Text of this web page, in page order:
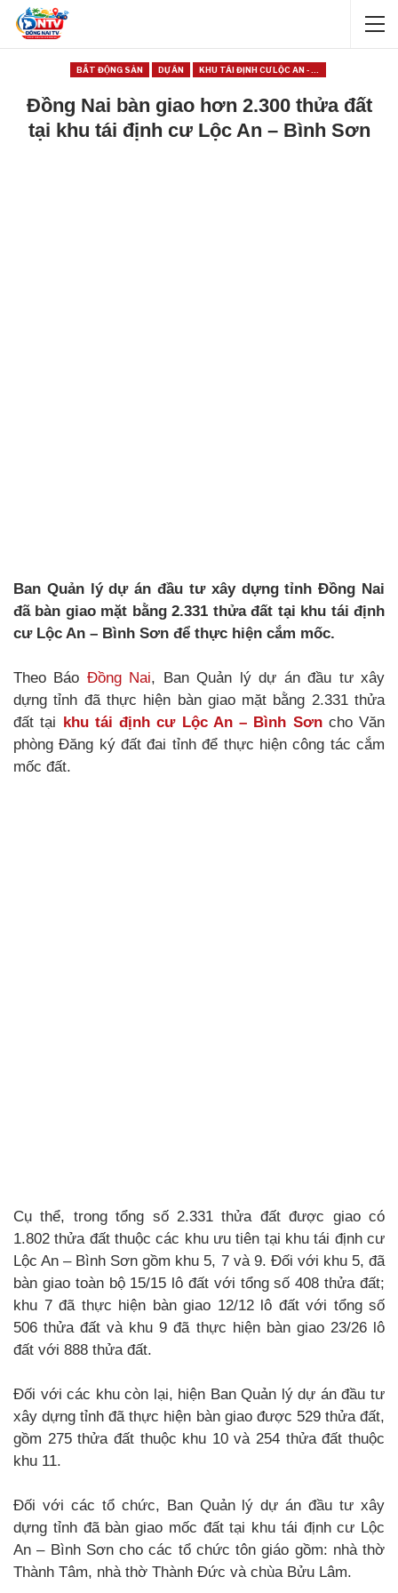
BẤT ĐỘNG SẢN DỰ ÁN
Đồng Nai bàn giao hơn 2.300 thửa đất
tại khu tái định cư Lộc An – Bình Sơn
Ban Quản lý dự án đầu tư xây dựng tỉnh Đồng Nai
đã bàn giao mặt bằng 2.331 thửa đất tại khu tái định
cư Lộc An – Bình Sơn để thực hiện cắm mốc.
Theo Báo Đồng Nai, Ban Quản lý dự án đầu tư xây
dựng tỉnh đã thực hiện bàn giao mặt bằng 2.331 thửa
đất tại khu tái định cư Lộc An – Bình Sơncho Văn
phòng Đăng ký đất đai tỉnh để thực hiện công tác cắm
mốc đất.
Cụ thể, trong tổng số 2.331 thửa đất được giao có
1.802 thửa đất thuộc các khu ưu tiên tại khu tái định cư
Lộc An – Bình Sơn gồm khu 5, 7 và 9. Đối với khu 5, đã
bàn giao toàn bộ 15/15 lô đất với tổng số 408 thửa đất;
khu 7 đã thực hiện bàn giao 12/12 lô đất với tổng số
506 thửa đất và khu 9 đã thực hiện bàn giao 23/26 lô
đất với 888 thửa đất.
Đối với các khu còn lại, hiện Ban Quản lý dự án đầu tư
xây dựng tỉnh đã thực hiện bàn giao được 529 thửa đất,
gồm 275 thửa đất thuộc khu 10 và 254 thửa đất thuộc
khu 11.
Đối với các tổ chức, Ban Quản lý dự án đầu tư xây
dựng tỉnh đã bàn giao mốc đất tại khu tái định cư Lộc
An – Bình Sơn cho các tổ chức tôn giáo gồm: nhà thờ
Thành Tâm, nhà thờ Thành Đức và chùa Bửu Lâm.